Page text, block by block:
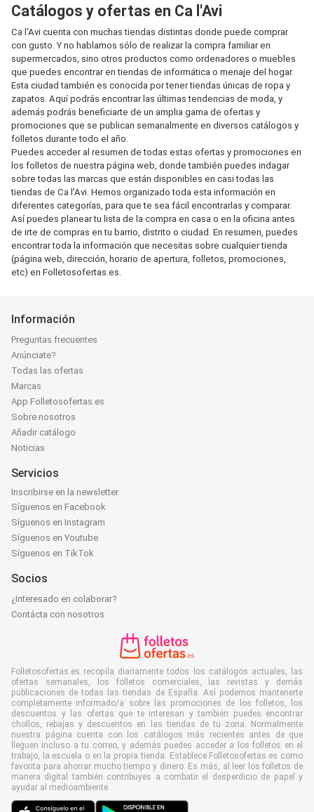
Catálogos y ofertas en Ca l'Avi
Ca l'Avi cuenta con muchas tiendas distintas donde puede comprar
con gusto. Y no hablamos sólo de realizar la compra familiar en
supermercados, sino otros productos como ordenadores o muebles
que puedes encontrar en tiendas de informática o menaje del hogar.
Esta ciudad también es conocida por tener tiendas únicas de ropa y
zapatos. Aquí podrás encontrar las últimas tendencias de moda, y
además podrás beneficiarte de un amplia gama de ofertas y
promociones que se publican semanalmente en diversos catálogos y
folletos durante todo el año.
Puedes acceder al resumen de todas estas ofertas y promociones en
los folletos de nuestra página web, donde también puedes indagar
sobre todas las marcas que están disponibles en casi todas las
tiendas de Ca l'Avi. Hemos organizado toda esta información en
diferentes categorías, para que te sea fácil encontrarlas y comparar.
Así puedes planear tu lista de la compra en casa o en la oficina antes
de irte de compras en tu barrio, distrito o ciudad. En resumen, puedes
encontrar toda la información que necesitas sobre cualquier tienda
(página web, dirección, horario de apertura, folletos, promociones,
etc) en Folletosofertas.es.
Información
Preguntas frecuentes
Anúnciate?
Todas las ofertas
Marcas
App Folletosofertas.es
Sobre nosotros
Añadir catálogo
Noticias
Servicios
Inscribirse en la newsletter
Síguenos en Facebook
Síguenos en Instagram
Síguenos en Youtube
Síguenos en TikTok
Socios
¿Interesado en colaborar?
Contácta con nosotros
Folletosofertas.es recopila diariamente todos los catálogos actuales, las
ofertas semanales, los folletos comerciales, las revistas y demás
publicaciones de todas las tiendas de España. Así podemos mantenerte
completamente informado/a sobre las promociones de los folletos, los
descuentos y las ofertas que te interesan y también puedes encontrar
chollos, rebajas y descuentos en las tiendas de tu zona. Normalmente
nuestra página cuenta con los catálogos más recientes antes de que
lleguen incluso a tu correo, y además puedes acceder a los folletos en el
trabajo, la escuela o en la propia tienda. Establece Folletosofertas.es como
favorita para ahorrar mucho tiempo y dinero. Es más, al leer los folletos de
manera digital también contribuyes a combatir el desperdicio de papel y
ayudar al medioambiente.